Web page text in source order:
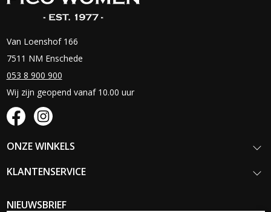
Van Loenshof 166
7511 NM Enschede
053 8 900 900
Wij zijn geopend vanaf 10.00 uur
ONZE WINKELS
KLANTENSERVICE
NIEUWSBRIEF